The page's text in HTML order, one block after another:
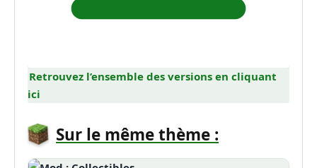
Retrouvez l’ensemble des versions en cliquant
ici
Sur le même thème :